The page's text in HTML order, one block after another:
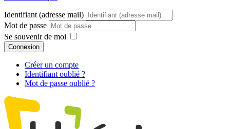
Identifiant (adresse mail)
Mot de passe
Se souvenir de moi
Connexion
Créer un compte
Identifiant oublié ?
Mot de passe oublié ?